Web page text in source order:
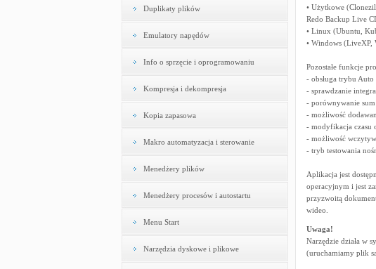
Duplikaty plików
Emulatory napędów
Info o sprzęcie i oprogramowaniu
Kompresja i dekompresja
Kopia zapasowa
Makro automatyzacja i sterowanie
Menedżery plików
Menedżery procesów i autostartu
Menu Start
Narzędzia dyskowe i plikowe
• Użytkowe
Redo Backup Live
• Linux (Ubuntu,
• Windows (LiveXP,
Pozostałe funkcje
- obsługa trybu Auto
- sprawdzanie
- porównywanie
- możliwość
- modyfikacja czasu
- możliwość
- tryb testowania
Aplikacja jest
operacyjnym i jest
przyzwoitą
wideo.
Uwaga!
Narzędzie działa w
(uruchamiamy plik